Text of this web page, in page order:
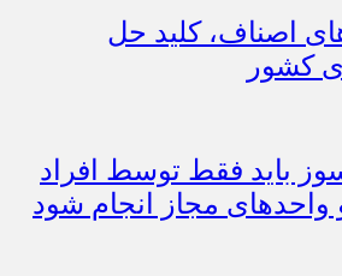
اصناف، کلید حل
کشور
باید فقط توسط افراد
مجاز انجام شود